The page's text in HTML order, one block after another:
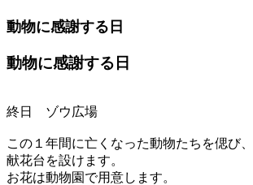
動物に感謝する日
動物に感謝する日
終日 ゾウ広場
この１年間に亡くなった動物たちを偲び、
献花台を設けます。
お花は動物園で用意します。